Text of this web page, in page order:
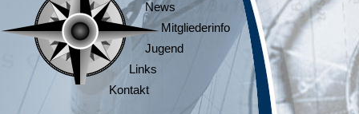
News
Mitgliederinfo
Jugend
Links
Kontakt